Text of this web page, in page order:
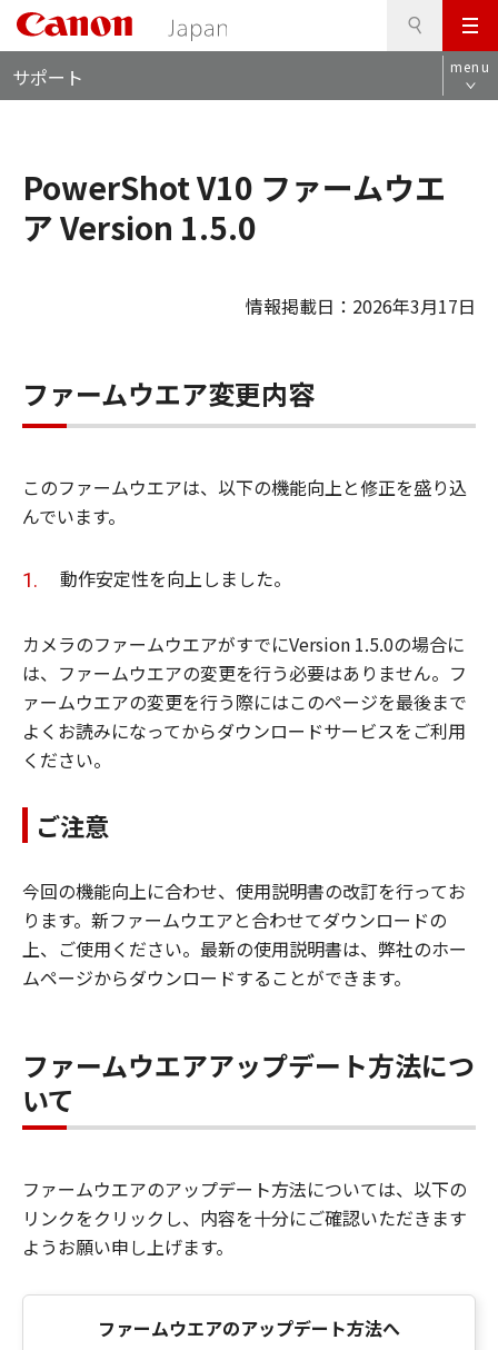
メ
ニ
ュ
サポート menu
PowerShot V10 ファームウエ
ア Version 1.5.0
情報掲載日：2026年3月17日
ファームウエア変更内容
このファームウエアは、以下の機能向上と修正を盛り込
んでいます。
動作安定性を向上しました。
カメラのファームウエアがすでにVersion 1.5.0の場合に
は、ファームウエアの変更を行う必要はありません。フ
ァームウエアの変更を行う際にはこのページを最後まで
よくお読みになってからダウンロードサービスをご利用
ください。
ご注意
今回の機能向上に合わせ、使用説明書の改訂を行ってお
ります。新ファームウエアと合わせてダウンロードの
上、ご使用ください。最新の使用説明書は、弊社のホー
ムページからダウンロードすることができます。
ファームウエアアップデート方法につ
いて
ファームウエアのアップデート方法については、以下の
リンクをクリックし、内容を十分にご確認いただきます
ようお願い申し上げます。
ファームウエアのアップデート方法へ